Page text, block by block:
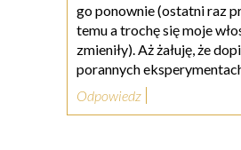
go ponownie (ostatni raz
temu a trochę się moje
zmieniły). Aż żałuję, że
porannych
Odpowiedz